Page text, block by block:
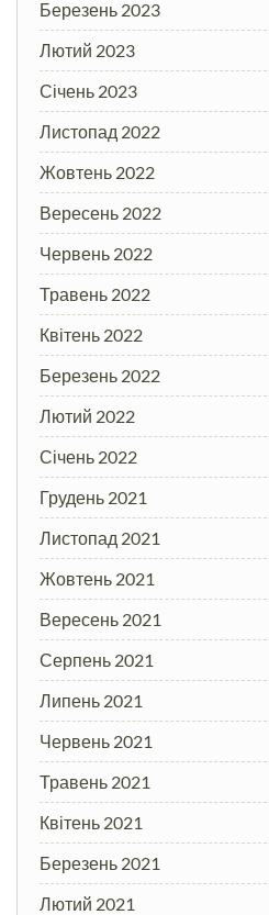
Березень 2023
Лютий 2023
Січень 2023
Листопад 2022
Жовтень 2022
Вересень 2022
Червень 2022
Травень 2022
Квітень 2022
Березень 2022
Лютий 2022
Січень 2022
Грудень 2021
Листопад 2021
Жовтень 2021
Вересень 2021
Серпень 2021
Липень 2021
Червень 2021
Травень 2021
Квітень 2021
Березень 2021
Лютий 2021